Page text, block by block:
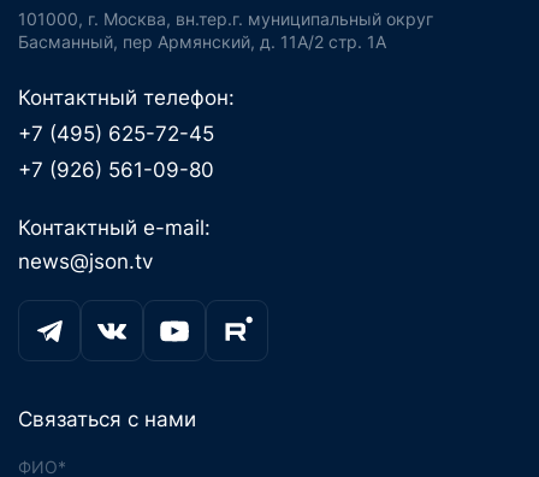
101000, г. Москва, вн.тер.г. муниципальный округ
Басманный, пер Армянский, д. 11А/2 стр. 1А
Контактный телефон:
+7 (495) 625-72-45
+7 (926) 561-09-80
Контактный e-mail:
news@json.tv
Связаться с нами